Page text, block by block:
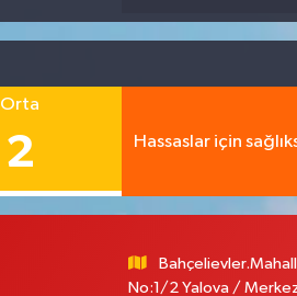
Orta
2 Hassaslar için
No:1/2 Yalova /